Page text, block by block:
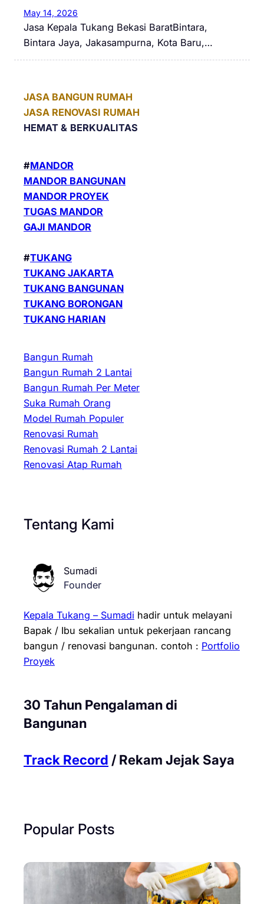
May 14, 2026
Jasa Kepala Tukang Bekasi BaratBintara,
Bintara Jaya, Jakasampurna, Kota Baru,…
JASA BANGUN RUMAH
JASA RENOVASI RUMAH
HEMAT & BERKUALITAS
#MANDOR
MANDOR BANGUNAN
MANDOR PROYEK
TUGAS MANDOR
GAJI MANDOR
#TUKANG
TUKANG JAKARTA
TUKANG BANGUNAN
TUKANG BORONGAN
TUKANG HARIAN
Bangun Rumah
Bangun Rumah 2 Lantai
Bangun Rumah Per Meter
Suka Rumah Orang
Model Rumah Populer
Renovasi Rumah
Renovasi Rumah 2 Lantai
Renovasi Atap Rumah
Tentang Kami
Sumadi
Founder
Kepala Tukang – Sumadi hadir untuk melayani
Bapak / Ibu sekalian untuk pekerjaan rancang
bangun / renovasi bangunan. contoh : Portfolio
Proyek
30 Tahun Pengalaman di
Bangunan
Track Record / Rekam Jejak Saya
Popular Posts